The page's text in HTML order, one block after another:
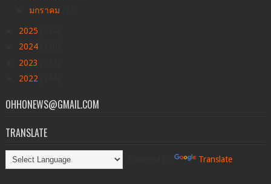
มกราคม
2025
2024
2023
2022
OHHONEWS@GMAIL.COM
TRANSLATE
Translate